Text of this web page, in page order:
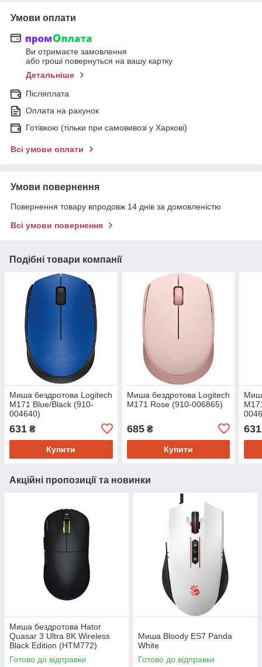
Умови оплати
Ви отримаєте замовлення
або гроші повернуться на вашу картку
Детальніше
Післяплата
Оплата на рахунок
Готівкою (тільки при самовивозі у Харкові)
Всі умови оплати
Умови повернення
Повернення товару впродовж 14 днів за домовленістю
Всі умови повернення
Подібні товари компанії
Миша бездротова Logitech
M171 Blue/Black (910-
004640)
631 ₴
Купити
Миша бездротова Logitech
M171 Rose (910-006865)
685₴
Купити
631
Акційні пропозиції та новинки
Миша бездротова Hator
Quasar 3 Ultra 8K Wireless
Black Edition (HTM772)
Готово до відправки
Миша Bloody ES7 Panda
White
Готово до відправки